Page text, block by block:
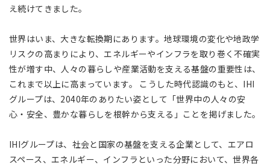
え続けてきました。
世界はいま、大きな転換期にあります。地球環境の変化や地政学
リスクの高まりにより、エネルギーやインフラを取り巻く不確実
性が増す中、人々の暮らしや産業活動を支える基盤の重要性は、
これまで以上に高まっています。 こうした時代認識のもと、IHI
グループは、2040年のありたい姿として「世界中の人々の安
心・安全、豊かな暮らしを根幹から支える」ことを掲げました。
IHIグループは、社会と国家の基盤を支える企業として、エアロ
スペース、エネルギー、インフラといった分野において、世界各